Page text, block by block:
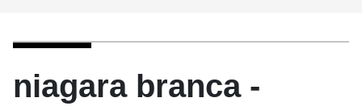
niagara branca -